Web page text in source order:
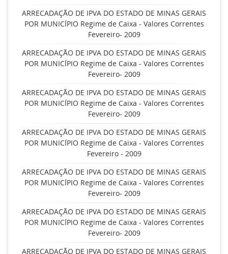
ARRECADAÇÃO DE IPVA DO ESTADO DE MINAS GERAIS
POR MUNICÍPIO Regime de Caixa - Valores Correntes
Fevereiro- 2009
ARRECADAÇÃO DE IPVA DO ESTADO DE MINAS GERAIS
POR MUNICÍPIO Regime de Caixa - Valores Correntes
Fevereiro- 2009
ARRECADAÇÃO DE IPVA DO ESTADO DE MINAS GERAIS
POR MUNICÍPIO Regime de Caixa - Valores Correntes
Fevereiro- 2009
ARRECADAÇÃO DE IPVA DO ESTADO DE MINAS GERAIS
POR MUNICÍPIO Regime de Caixa - Valores Correntes
Fevereiro - 2009
ARRECADAÇÃO DE IPVA DO ESTADO DE MINAS GERAIS
POR MUNICÍPIO Regime de Caixa - Valores Correntes
Fevereiro- 2009
ARRECADAÇÃO DE IPVA DO ESTADO DE MINAS GERAIS
POR MUNICÍPIO Regime de Caixa - Valores Correntes
Fevereiro- 2009
ARRECADAÇÃO DE IPVA DO ESTADO DE MINAS GERAIS